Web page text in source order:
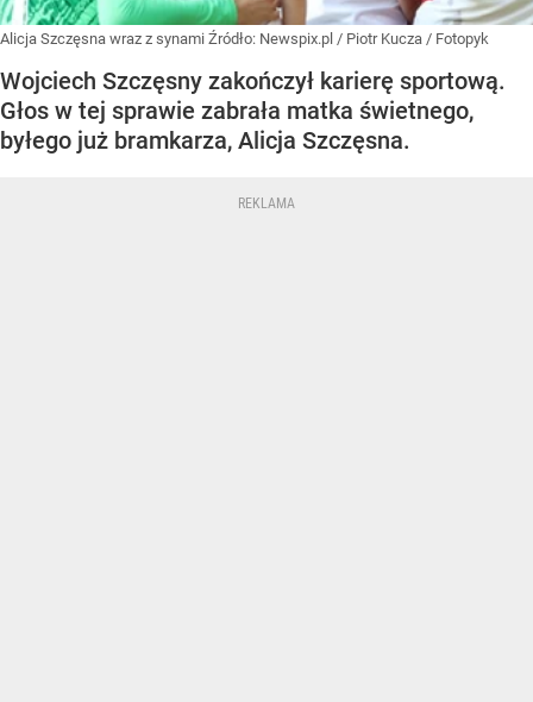
Alicja Szczęsna wraz z synami Źródło: Newspix.pl / Piotr Kucza / Fotopyk
Wojciech Szczęsny zakończył karierę sportową.
Głos w tej sprawie zabrała matka świetnego,
byłego już bramkarza, Alicja Szczęsna.